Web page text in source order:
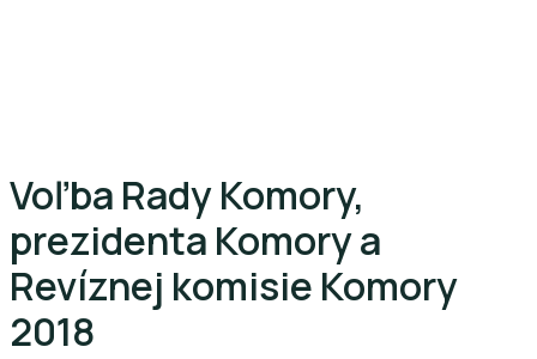
Voľba Rady Komory,
prezidenta Komory a
Revíznej komisie Komory
2018